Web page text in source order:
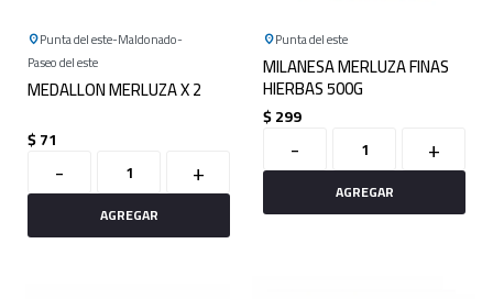
Punta del este Maldonado
Paseo del este
MEDALLON MERLUZA X 2
$71
- +
Punta del este
MILANESA MERLUZA FINAS
HIERBAS 500G
$299
- +